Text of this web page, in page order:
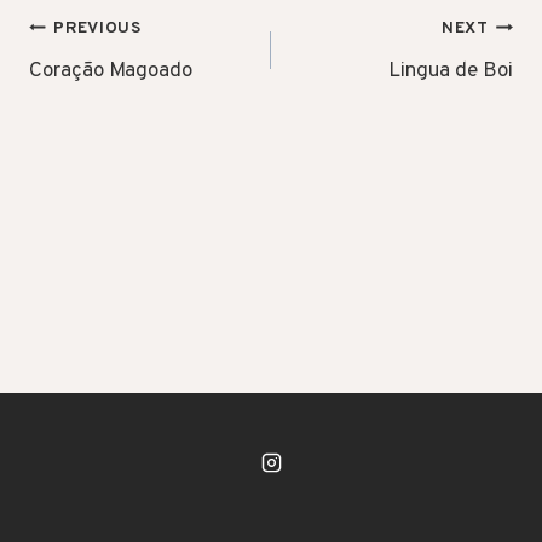
POST
NAVIGATION
PREVIOUS
Coração Magoado
NEXT
Lingua de Boi